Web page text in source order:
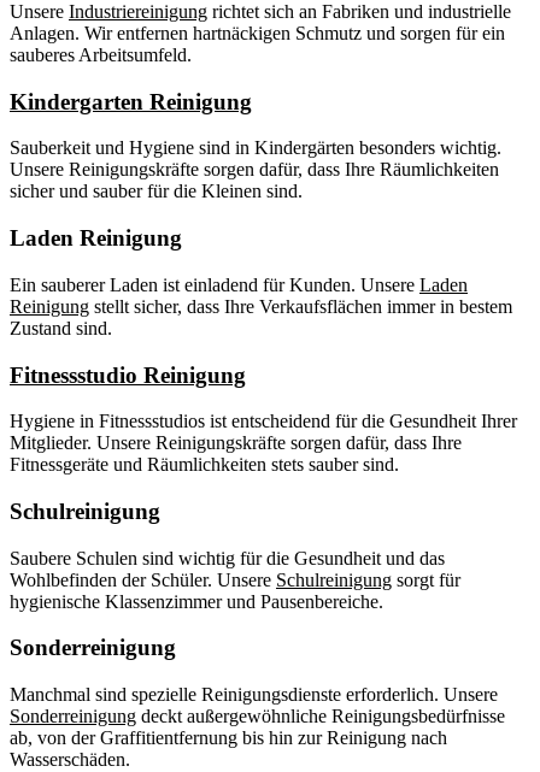
Unsere Industriereinigung richtet sich an Fabriken und industrielle
Anlagen. Wir entfernen hartnäckigen Schmutz und sorgen für ein
sauberes Arbeitsumfeld.
Kindergarten Reinigung
Sauberkeit und Hygiene sind in Kindergärten besonders wichtig.
Unsere Reinigungskräfte sorgen dafür, dass Ihre Räumlichkeiten
sicher und sauber für die Kleinen sind.
Laden Reinigung
Ein sauberer Laden ist einladend für Kunden. Unsere Laden
Reinigung stellt sicher, dass Ihre Verkaufsflächen immer in bestem
Zustand sind.
Fitnessstudio Reinigung
Hygiene in Fitnessstudios ist entscheidend für die Gesundheit Ihrer
Mitglieder. Unsere Reinigungskräfte sorgen dafür, dass Ihre
Fitnessgeräte und Räumlichkeiten stets sauber sind.
Schulreinigung
Saubere Schulen sind wichtig für die Gesundheit und das
Wohlbefinden der Schüler. Unsere Schulreinigung sorgt für
hygienische Klassenzimmer und Pausenbereiche.
Sonderreinigung
Manchmal sind spezielle Reinigungsdienste erforderlich. Unsere
Sonderreinigung deckt außergewöhnliche Reinigungsbedürfnisse
ab, von der Graffitientfernung bis hin zur Reinigung nach
Wasserschäden.